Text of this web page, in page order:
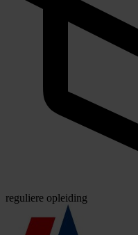
reguliere opleiding